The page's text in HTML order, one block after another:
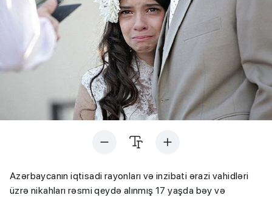
Azərbaycanın iqtisadi rayonları və inzibati ərazi vahidləri
üzrə nikahları rəsmi qeydə alınmış 17 yaşda bəy və